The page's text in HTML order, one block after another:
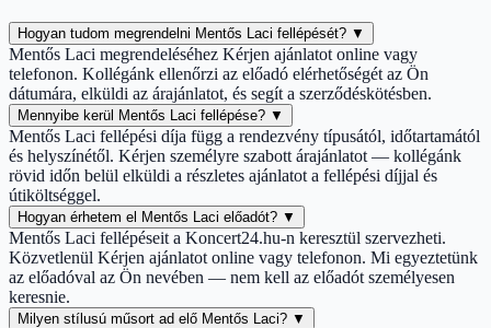
Hogyan tudom megrendelni Mentős Laci fellépését? ▼
Mentős Laci megrendeléséhez Kérjen ajánlatot online vagy
telefonon. Kollégánk ellenőrzi az előadó elérhetőségét az Ön
dátumára, elküldi az árajánlatot, és segít a szerződéskötésben.
Mennyibe kerül Mentős Laci fellépése? ▼
Mentős Laci fellépési díja függ a rendezvény típusától, időtartamától
és helyszínétől. Kérjen személyre szabott árajánlatot — kollégánk
rövid időn belül elküldi a részletes ajánlatot a fellépési díjjal és
útiköltséggel.
Hogyan érhetem el Mentős Laci előadót? ▼
Mentős Laci fellépéseit a Koncert24.hu-n keresztül szervezheti.
Közvetlenül Kérjen ajánlatot online vagy telefonon. Mi egyeztetünk
az előadóval az Ön nevében — nem kell az előadót személyesen
keresnie.
Milyen stílusú műsort ad elő Mentős Laci? ▼